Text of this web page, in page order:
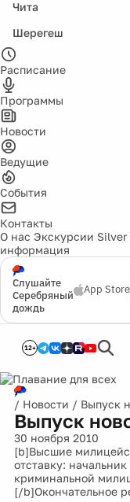
Чита
Шерегеш
Расписание
Программы
Новости
Ведущие
События
Контакты
О нас Экскурсии
информация
Слушайте
Серебряный
дождь
App Store
12+
/ Новости / Выпуск
Выпуск
30 ноября 2010
[b]Высшие
отставку:
криминальной
[/b]Окончательное